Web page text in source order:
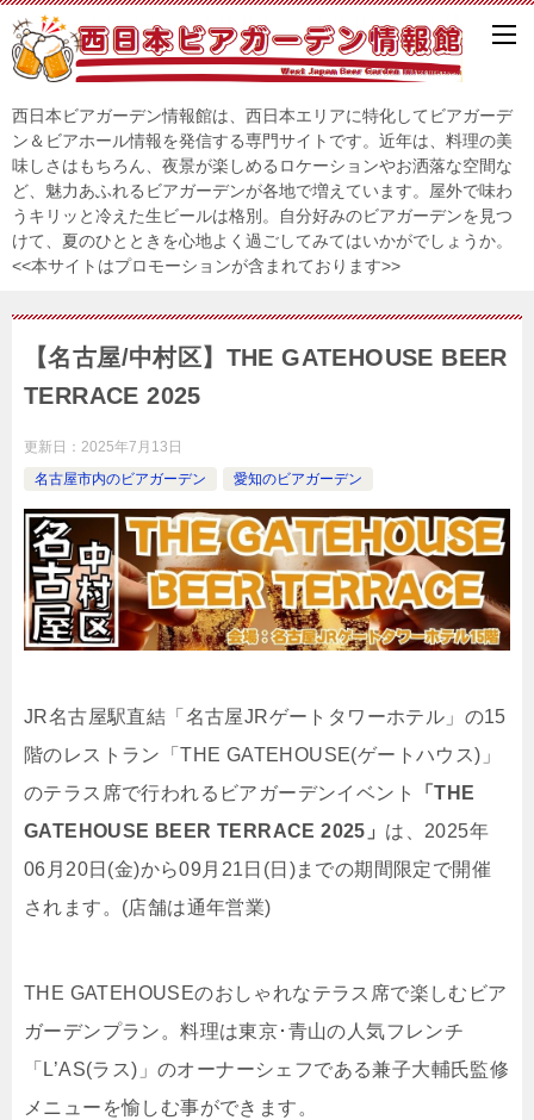
西日本ビアガーデン情報館は、西日本エリアに特化してビアガーデ
ン＆ビアホール情報を発信する専門サイトです。近年は、料理の美
味しさはもちろん、夜景が楽しめるロケーションやお洒落な空間な
ど、魅力あふれるビアガーデンが各地で増えています。屋外で味わ
うキリッと冷えた生ビールは格別。自分好みのビアガーデンを見つ
けて、夏のひとときを心地よく過ごしてみてはいかがでしょうか。
<<本サイトはプロモーションが含まれております>>
【名古屋/中村区】THE GATEHOUSE BEER
TERRACE 2025
更新日： 2025年7月13日
名古屋市内のビアガーデン
愛知のビアガーデン
JR名古屋駅直結「名古屋JRゲートタワーホテル」の15
階のレストラン「THE GATEHOUSE(ゲートハウス)」
のテラス席で行われるビアガーデンイベント
「THE
GATEHOUSE BEER TERRACE 2025」 は、2025年
06月20日(金)から09月21日(日)までの期間限定で開催
されます。(店舗は通年営業)
THE GATEHOUSEのおしゃれなテラス席で楽しむビア
ガーデンプラン。料理は東京･青山の人気フレンチ
「L’AS(ラス)」のオーナーシェフである兼子大輔氏監修
メニューを愉しむ事ができます。